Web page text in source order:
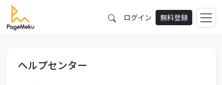
ログイン 無料登録
ヘルプセンター